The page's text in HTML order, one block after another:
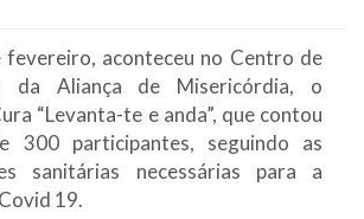
fevereiro, aconteceu no Centro de
da Aliança de Misericórdia, o
“Levanta-te e anda”, que contou
300 participantes, seguindo as
sanitárias necessárias para a
19.